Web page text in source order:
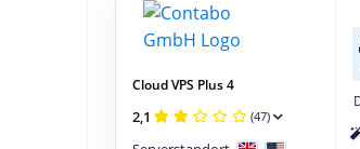
Cloud VPS Plus 4
2,1 (47)